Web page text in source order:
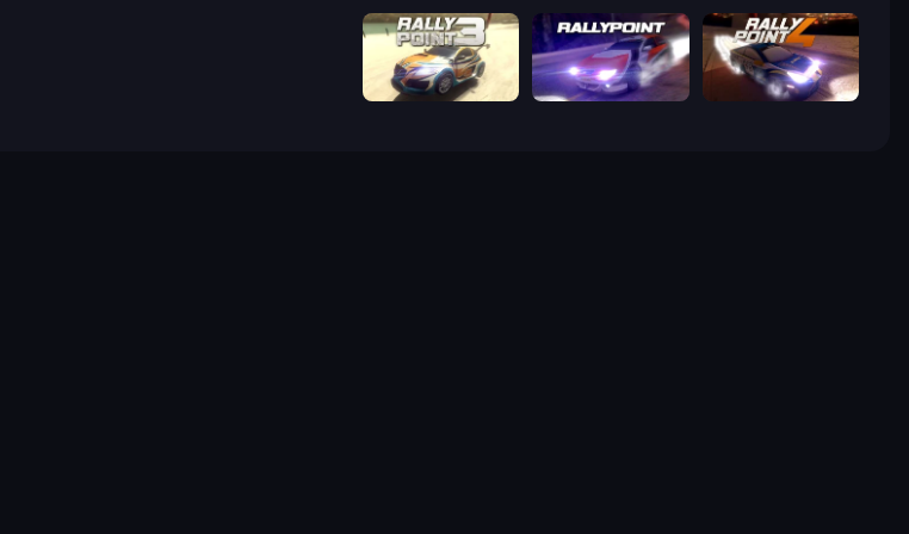
Rally Point 4
Rally Point
Rally Point 3